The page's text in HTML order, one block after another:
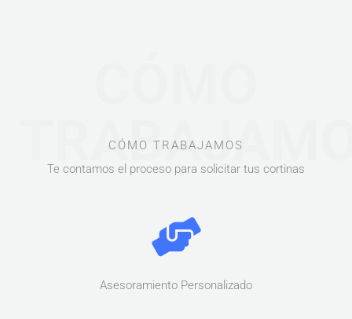
CÓMO TRABAJAMOS
Te contamos el proceso para solicitar tus cortinas
Asesoramiento Personalizado